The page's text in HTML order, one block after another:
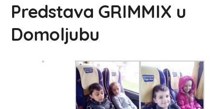
Predstava GRIMMIX u
Domoljubu